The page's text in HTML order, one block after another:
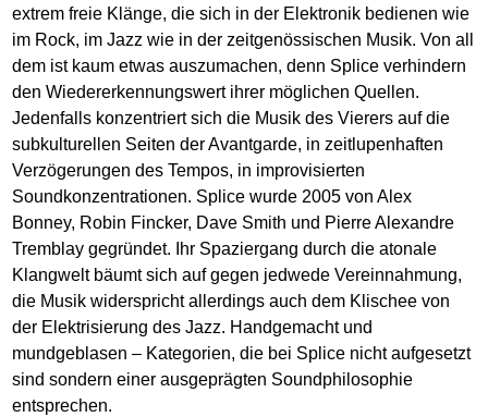
extrem freie Klänge, die sich in der Elektronik bedienen wie
im Rock, im Jazz wie in der zeitgenössischen Musik. Von all
dem ist kaum etwas auszumachen, denn Splice verhindern
den Wiedererkennungswert ihrer möglichen Quellen.
Jedenfalls konzentriert sich die Musik des Vierers auf die
subkulturellen Seiten der Avantgarde, in zeitlupenhaften
Verzögerungen des Tempos, in improvisierten
Soundkonzentrationen. Splice wurde 2005 von Alex
Bonney, Robin Fincker, Dave Smith und Pierre Alexandre
Tremblay gegründet. Ihr Spaziergang durch die atonale
Klangwelt bäumt sich auf gegen jedwede Vereinnahmung,
die Musik widerspricht allerdings auch dem Klischee von
der Elektrisierung des Jazz. Handgemacht und
mundgeblasen – Kategorien, die bei Splice nicht aufgesetzt
sind sondern einer ausgeprägten Soundphilosophie
entsprechen.